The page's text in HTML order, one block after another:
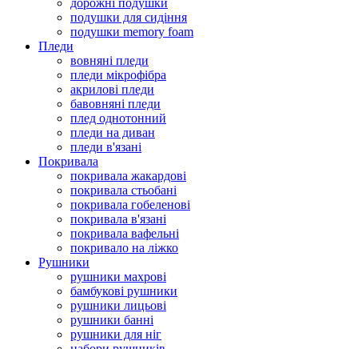
дорожні подушки
подушки для сидіння
подушки memory foam
Пледи
вовняні пледи
пледи мікрофібра
акрилові пледи
бавовняні пледи
плед однотонний
пледи на диван
пледи в'язані
Покривала
покривала жакардові
покривала стьобані
покривала гобеленові
покривала в'язані
покривала вафельні
покривало на ліжко
Рушники
рушники махрові
бамбукові рушники
рушники лицьові
рушники банні
рушники для ніг